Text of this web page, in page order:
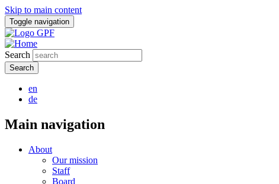
Skip to main content
Toggle navigation
Search
en
de
Main navigation
About
Our mission
Staff
Board